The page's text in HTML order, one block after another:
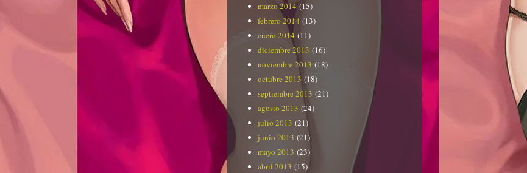
marzo 2014 (15)
febrero 2014 (13)
enero 2014 (11)
diciembre 2013 (16)
noviembre 2013 (18)
octubre 2013 (18)
septiembre 2013 (21)
agosto 2013 (24)
julio 2013 (21)
junio 2013 (21)
mayo 2013 (23)
abril 2013 (15)